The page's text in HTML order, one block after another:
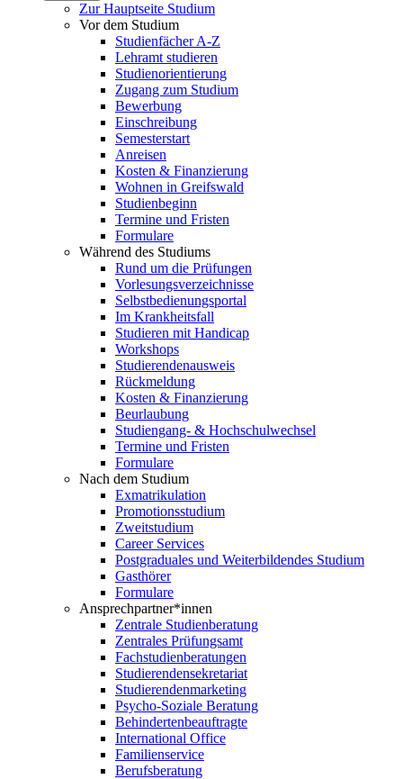
Zur Hauptseite Studium
Vor dem Studium
Studienfächer A-Z
Lehramt studieren
Studienorientierung
Zugang zum Studium
Bewerbung
Einschreibung
Semesterstart
Anreisen
Kosten & Finanzierung
Wohnen in Greifswald
Studienbeginn
Termine und Fristen
Formulare
Während des Studiums
Rund um die Prüfungen
Vorlesungsverzeichnisse
Selbstbedienungsportal
Im Krankheitsfall
Studieren mit Handicap
Workshops
Studierendenausweis
Rückmeldung
Kosten & Finanzierung
Beurlaubung
Studiengang- & Hochschulwechsel
Termine und Fristen
Formulare
Nach dem Studium
Exmatrikulation
Promotionsstudium
Zweitstudium
Career Services
Postgraduales und Weiterbildendes Studium
Gasthörer
Formulare
Ansprechpartner*innen
Zentrale Studienberatung
Zentrales Prüfungsamt
Fachstudienberatungen
Studierendensekretariat
Studierendenmarketing
Psycho-Soziale Beratung
Behindertenbeauftragte
International Office
Familienservice
Berufsberatung